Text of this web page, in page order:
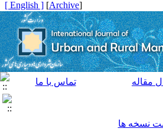
[
Archive
]
[ English ]
مقاله تماس با ما
نسخه ها